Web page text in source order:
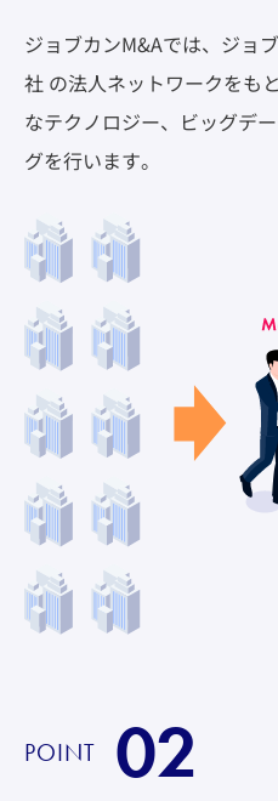
ジョブカンM&Aでは、ジョ
社 の法人ネットワークをも
なテクノロジー、ビッグデ
グを行います。
POINT 02